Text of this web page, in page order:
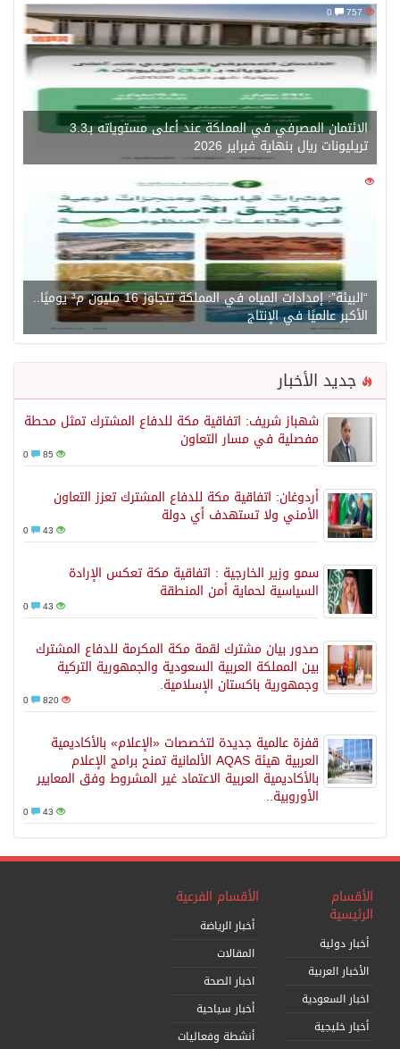
757
0
الائتمان المصرفي في المملكة عند أعلى مستوياته بـ3.3
تريليونات ريال بنهاية فبراير 2026
1471
“البيئة”: إمدادات المياه في المملكة تتجاوز 16 مليون م³ يوميًا..
الأكبر عالميًا في الإنتاج
جديد الأخبار
شهباز شريف: اتفاقية مكة للدفاع المشترك تمثل محطة
مفصلية في مسار التعاون
85
أردوغان: اتفاقية مكة للدفاع المشترك تعزز التعاون
الأمني ولا تستهدف أي دولة
43
سمو وزير الخارجية : اتفاقية مكة تعكس الإرادة
السياسية لحماية أمن المنطقة
43
صدور بيان مشترك لقمة مكة المكرمة للدفاع المشترك
بين المملكة العربية السعودية والجمهورية التركية
وجمهورية باكستان الإسلامية.
820
قفزة عالمية جديدة لتخصصات «الإعلام» بالأكاديمية
العربية هيئة AQAS الألمانية تمنح برامج الإعلام
بالأكاديمية العربية الاعتماد غير المشروط وفق المعايير
الأوروبية..
43
الأقسام
الرئيسية
أخبار دولية
الأخبار العربية
اخبار السعودية
أخبار خليجية
الأقسام الفرعية
أخبار الرياضة
المقالات
اخبار الصحة
أخبار سياحية
أنشطة وفعاليات